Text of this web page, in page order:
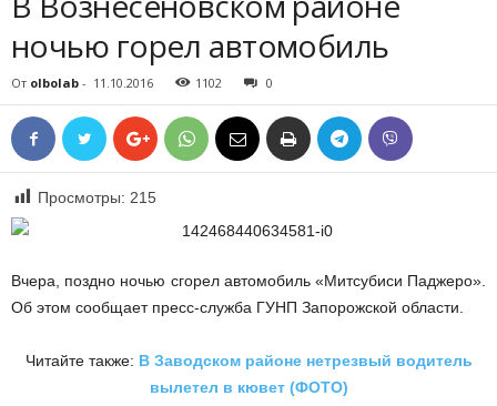
ночью горел автомобиль
От olbolab - 11.10.2016 1102 0
Просмотры: 215
Вчера, поздно ночью сгорел автомобиль «Митсубиси Паджеро».
Об этом сообщает пресс-служба ГУНП Запорожской области.
Читайте также: В Заводском районе нетрезвый водитель
вылетел в кювет (ФОТО)